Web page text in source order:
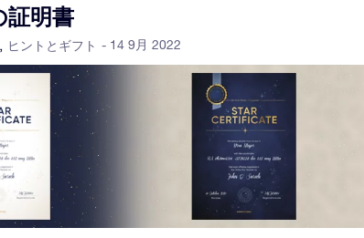
証明書
ヒントとギフト - 14 9月 2022